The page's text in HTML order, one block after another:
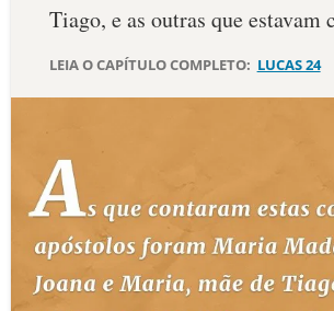
DEVOCIONAL DIÁRIO
10 MANDAMENTOS
ESTUDOS BÍBLICOS
ESBOÇOS DE PREGAÇÃO
Tiago, e as outras que estavam
LEIA O CAPÍTULO COMPLETO: LUCAS 24